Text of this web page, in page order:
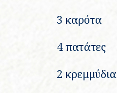
3 καρότα
4 πατάτες
2 κρεμμύδια